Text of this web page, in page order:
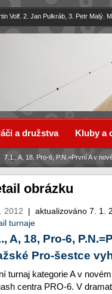
Volf. 2. Jan Pulkráb, 3. Petr Malý.
obrázku
2012 | aktualizováno 7. 1.
turnaje
A, 18, Pro-6,
Pro-šestce
turnaj kategorie A v
centra PRO-6. V
7.1., A, 18, Pro-6, P.N.=První A v
a družstva Kluby a